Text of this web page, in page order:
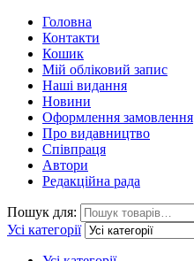
Головна
Контакти
Кошик
Мій обліковий запис
Наші видання
Новини
Оформлення замовлення
Про видавництво
Співпраця
Автори
Редакційна рада
Пошук для:
Усі категорії